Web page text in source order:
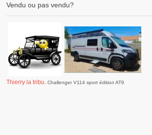
g
e
Vendu ou pas vendu?
Thierry la tribu. Challenger V114 sport édition AT9